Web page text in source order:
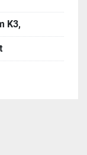
K3,